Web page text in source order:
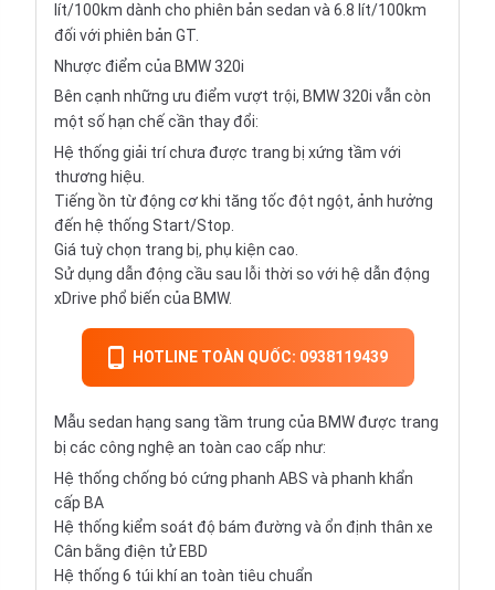
lít/100km dành cho phiên bản sedan và 6.8 lít/100km
đối với phiên bản GT.
Nhược điểm của BMW 320i
Bên cạnh những ưu điểm vượt trội, BMW 320i vẫn còn
một số hạn chế cần thay đổi:
Hệ thống giải trí chưa được trang bị xứng tầm với
thương hiệu.
Tiếng ồn từ động cơ khi tăng tốc đột ngột, ảnh hưởng
đến hệ thống Start/Stop.
Giá tuỳ chọn trang bị, phụ kiện cao.
Sử dụng dẫn động cầu sau lỗi thời so với hệ dẫn động
xDrive phổ biến của BMW.
HOTLINE TOÀN QUỐC: 0938119439
Mẫu sedan hạng sang tầm trung của BMW được trang
bị các công nghệ an toàn cao cấp như:
Hệ thống chống bó cứng phanh ABS và phanh khẩn
cấp BA
Hệ thống kiểm soát độ bám đường và ổn định thân xe
Cân bằng điện tử EBD
Hệ thống 6 túi khí an toàn tiêu chuẩn